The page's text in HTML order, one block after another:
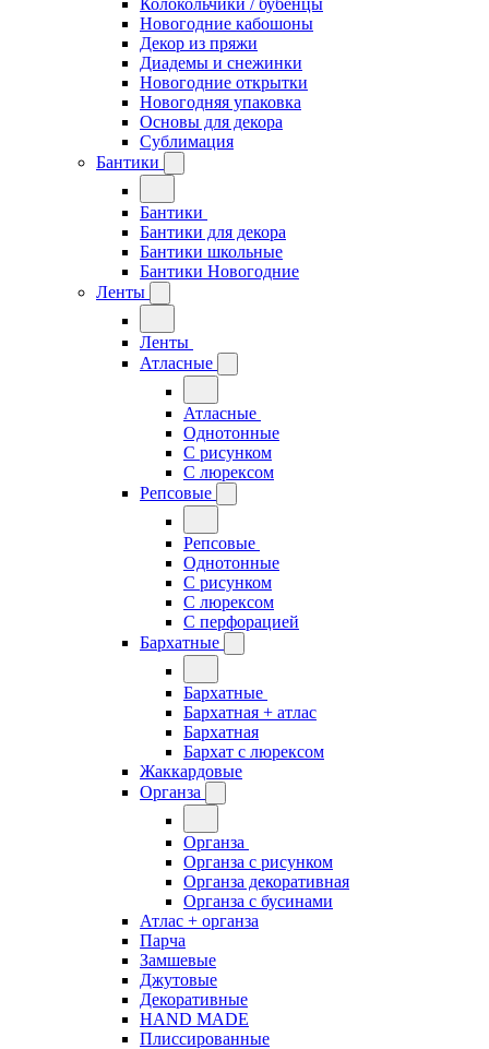
Колокольчики / бубенцы
Новогодние кабошоны
Декор из пряжи
Диадемы и снежинки
Новогодние открытки
Новогодняя упаковка
Основы для декора
Сублимация
Бантики
Бантики
Бантики для декора
Бантики школьные
Бантики Новогодние
Ленты
Ленты
Атласные
Атласные
Однотонные
С рисунком
С люрексом
Репсовые
Репсовые
Однотонные
С рисунком
С люрексом
С перфорацией
Бархатные
Бархатные
Бархатная + атлас
Бархатная
Бархат с люрексом
Жаккардовые
Органза
Органза
Органза с рисунком
Органза декоративная
Органза с бусинами
Атлас + органза
Парча
Замшевые
Джутовые
Декоративные
HAND MADE
Плиссированные